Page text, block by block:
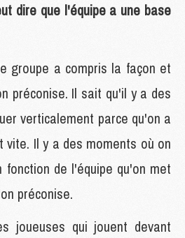
dire que l'équipe a une base
groupe a compris la façon et
préconise. Il sait qu'il y a des
verticalement parce qu'on a
vite. Il y a des moments où on
fonction de l'équipe qu'on met
préconise.
joueuses qui jouent devant